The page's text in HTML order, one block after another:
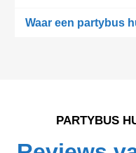
Waar een partybus
PARTYBUS